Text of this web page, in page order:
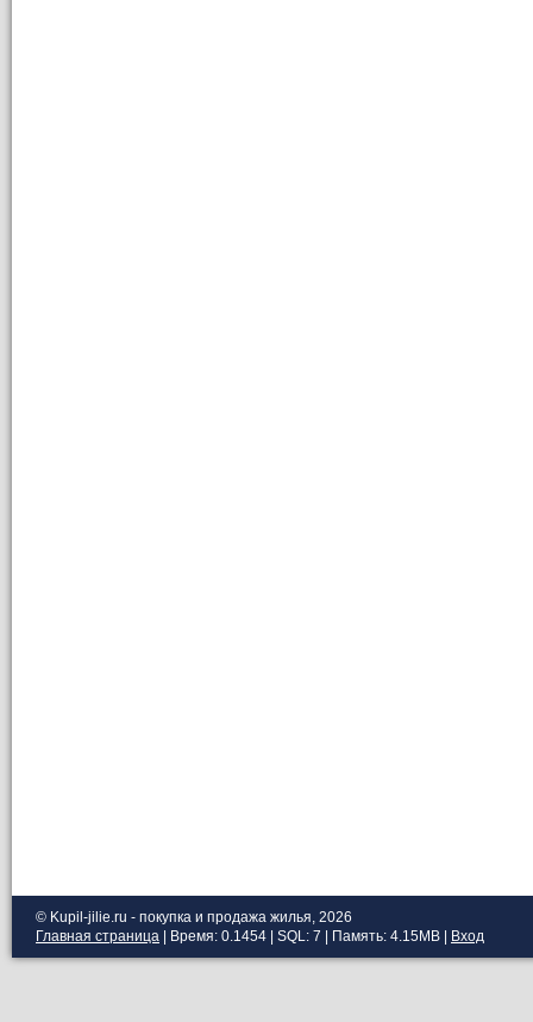
© Kupil-jilie.ru - покупка и продажа жилья, 2026
Главная страница | Время: 0.1454 | SQL: 7 | Память: 4.15MB Вход